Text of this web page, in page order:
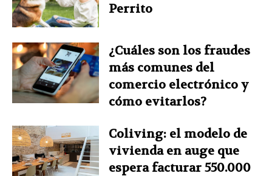
Perrito
¿Cuáles son los fraudes
más comunes del
comercio electrónico y
cómo evitarlos?
Coliving: el modelo de
vivienda en auge que
espera facturar 550.000